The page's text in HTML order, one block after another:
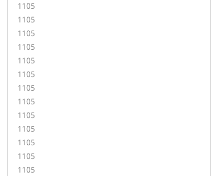
1105
1105
1105
1105
1105
1105
1105
1105
1105
1105
1105
1105
1105